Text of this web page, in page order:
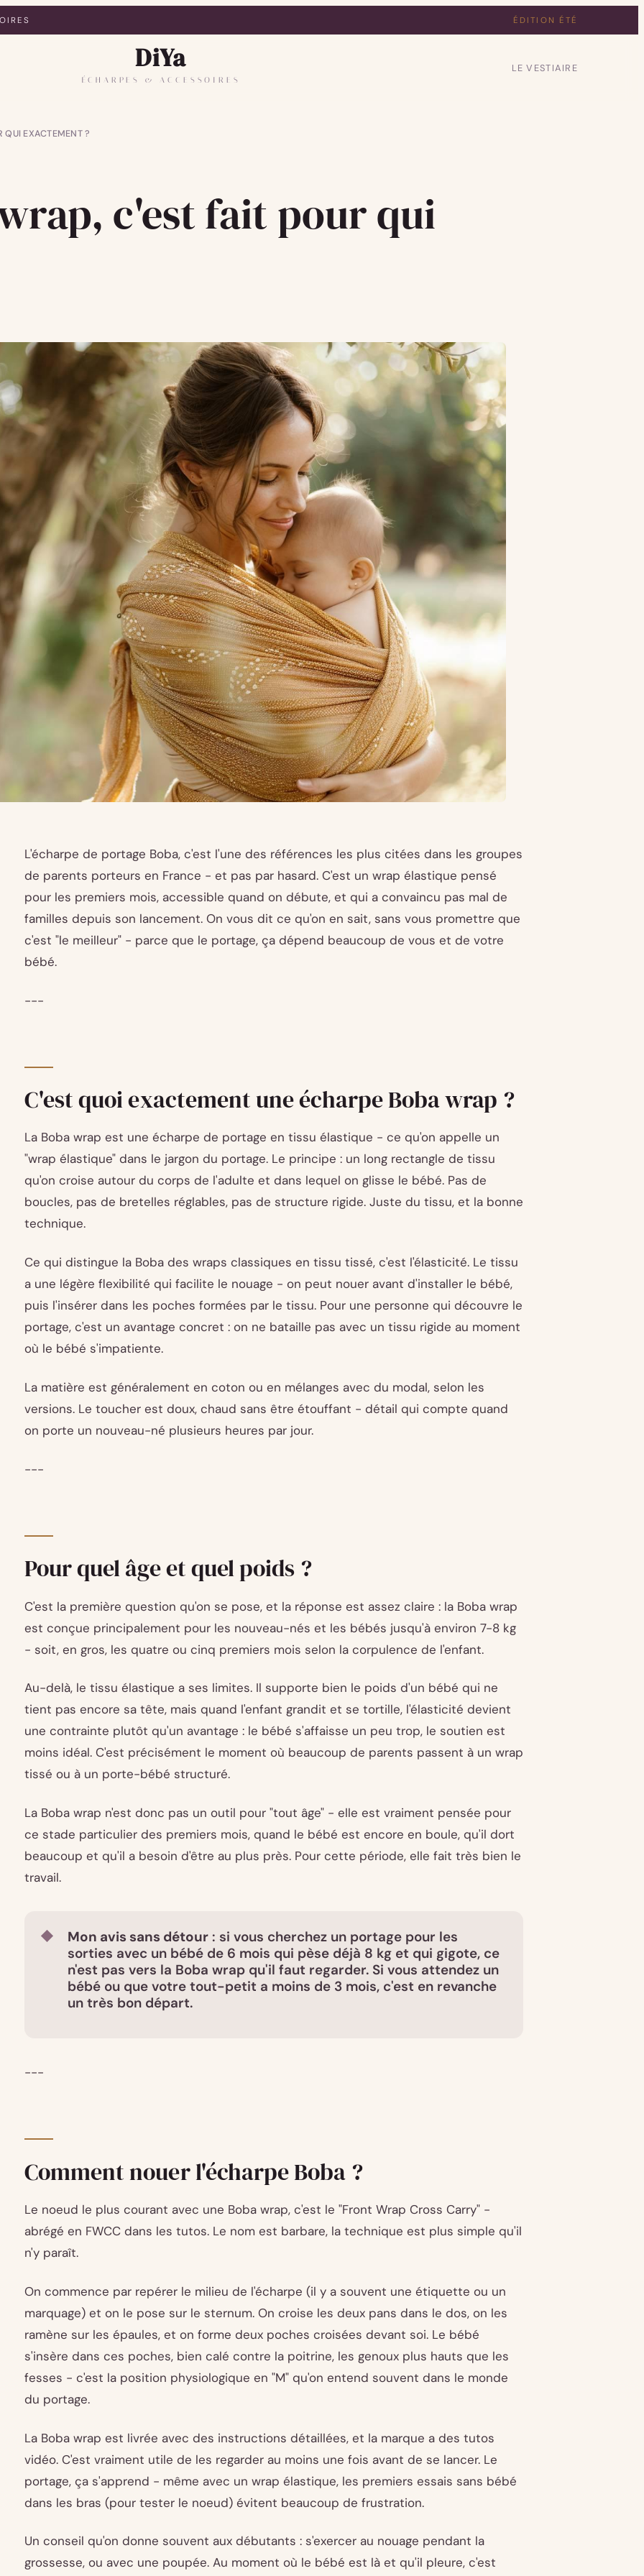
ÉDITION ÉTÉ
DiYa
ÉCHARPES & ACCESSOIRES
LE VESTIAIRE
QUI EXACTEMENT ?
c'est fait pour qui
L'écharpe de portage Boba, c'est l'une des références les plus citées dans les groupes
de parents porteurs en France - et pas par hasard. C'est un wrap élastique pensé
pour les premiers mois, accessible quand on débute, et qui a convaincu pas mal de
familles depuis son lancement. On vous dit ce qu'on en sait, sans vous promettre que
c'est "le meilleur" - parce que le portage, ça dépend beaucoup de vous et de votre
bébé.
---
C'est quoi exactement une écharpe Boba wrap ?
La Boba wrap est une écharpe de portage en tissu élastique - ce qu'on appelle un
"wrap élastique" dans le jargon du portage. Le principe : un long rectangle de tissu
qu'on croise autour du corps de l'adulte et dans lequel on glisse le bébé. Pas de
boucles, pas de bretelles réglables, pas de structure rigide. Juste du tissu, et la bonne
technique.
Ce qui distingue la Boba des wraps classiques en tissu tissé, c'est l'élasticité. Le tissu
a une légère flexibilité qui facilite le nouage - on peut nouer avant d'installer le bébé,
puis l'insérer dans les poches formées par le tissu. Pour une personne qui découvre le
portage, c'est un avantage concret : on ne bataille pas avec un tissu rigide au moment
où le bébé s'impatiente.
La matière est généralement en coton ou en mélanges avec du modal, selon les
versions. Le toucher est doux, chaud sans être étouffant - détail qui compte quand
on porte un nouveau-né plusieurs heures par jour.
---
Pour quel âge et quel poids ?
C'est la première question qu'on se pose, et la réponse est assez claire : la Boba wrap
est conçue principalement pour les nouveau-nés et les bébés jusqu'à environ 7-8 kg
- soit, en gros, les quatre ou cinq premiers mois selon la corpulence de l'enfant.
Au-delà, le tissu élastique a ses limites. Il supporte bien le poids d'un bébé qui ne
tient pas encore sa tête, mais quand l'enfant grandit et se tortille, l'élasticité devient
une contrainte plutôt qu'un avantage : le bébé s'affaisse un peu trop, le soutien est
moins idéal. C'est précisément le moment où beaucoup de parents passent à un wrap
tissé ou à un porte-bébé structuré.
La Boba wrap n'est donc pas un outil pour "tout âge" - elle est vraiment pensée pour
ce stade particulier des premiers mois, quand le bébé est encore en boule, qu'il dort
beaucoup et qu'il a besoin d'être au plus près. Pour cette période, elle fait très bien le
travail.
Mon avis sans détour: si vous cherchez un portage pour les
sorties avec un bébé de 6 mois qui pèse déjà 8 kg et qui gigote, ce
n'est pas vers la Boba wrap qu'il faut regarder. Si vous attendez un
bébé ou que votre tout-petit a moins de 3 mois, c'est en revanche
un très bon départ.
---
Comment nouer l'écharpe Boba ?
Le noeud le plus courant avec une Boba wrap, c'est le "Front Wrap Cross Carry" -
abrégé en FWCC dans les tutos. Le nom est barbare, la technique est plus simple qu'il
n'y paraît.
On commence par repérer le milieu de l'écharpe (il y a souvent une étiquette ou un
marquage) et on le pose sur le sternum. On croise les deux pans dans le dos, on les
ramène sur les épaules, et on forme deux poches croisées devant soi. Le bébé
s'insère dans ces poches, bien calé contre la poitrine, les genoux plus hauts que les
fesses - c'est la position physiologique en "M" qu'on entend souvent dans le monde
du portage.
La Boba wrap est livrée avec des instructions détaillées, et la marque a des tutos
vidéo. C'est vraiment utile de les regarder au moins une fois avant de se lancer. Le
portage, ça s'apprend - même avec un wrap élastique, les premiers essais sans bébé
dans les bras (pour tester le noeud) évitent beaucoup de frustration.
Un conseil qu'on donne souvent aux débutants : s'exercer au nouage pendant la
grossesse, ou avec une poupée. Au moment où le bébé est là et qu'il pleure, c'est